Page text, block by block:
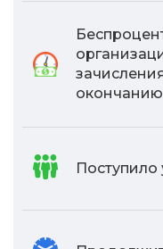
Поступило